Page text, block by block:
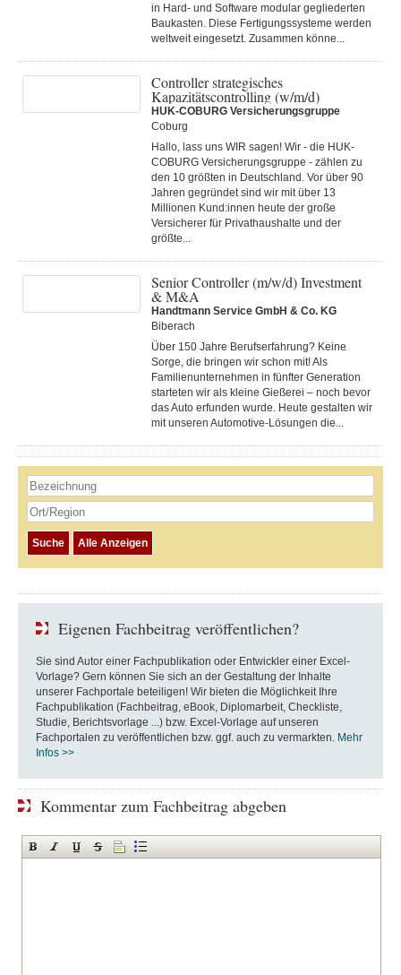
in Hard- und Software modular gegliederten
Baukasten. Diese Fertigungs­systeme werden
weltweit eingesetzt. Zusammen könne...
Controller strategisches
Kapazitätscontrolling (w/m/d)
HUK-COBURG Versicherungsgruppe
Coburg
Hallo, lass uns WIR sagen! Wir - die HUK-
COBURG Versicherungsgruppe - zählen zu
den 10 größten in Deutschland. Vor über 90
Jahren gegründet sind wir mit über 13
Millionen Kund:innen heute der große
Versicherer für Privathaushalte und der
größte...
Senior Controller (m/w/d) Investment
& M&A
Handtmann Service GmbH & Co. KG
Biberach
Über 150 Jahre Berufserfahrung? Keine
Sorge, die bringen wir schon mit! Als
Familienunternehmen in fünfter Generation
starteten wir als kleine Gießerei – noch bevor
das Auto erfunden wurde. Heute gestalten wir
mit unseren Automotive-Lösungen die...
Eigenen Fachbeitrag veröffentlichen?
Sie sind Autor einer Fachpublikation oder Entwickler einer Excel-
Vorlage? Gern können Sie sich an der Gestaltung der Inhalte
unserer Fachportale beteiligen! Wir bieten die Möglichkeit Ihre
Fachpublikation (Fachbeitrag, eBook, Diplomarbeit, Checkliste,
Studie, Berichtsvorlage ...) bzw. Excel-Vorlage auf unseren
Fachportalen zu veröffentlichen bzw. ggf. auch zu vermarkten. Mehr
Infos >>
Kommentar zum Fachbeitrag abgeben